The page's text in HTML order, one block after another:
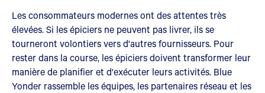
Les consommateurs modernes ont des attentes très
élevées. Si les épiciers ne peuvent pas livrer, ils se
tourneront volontiers vers d'autres fournisseurs. Pour
rester dans la course, les épiciers doivent transformer leur
manière de planifier et d'exécuter leurs activités. Blue
Yonder rassemble les équipes, les partenaires réseau et les